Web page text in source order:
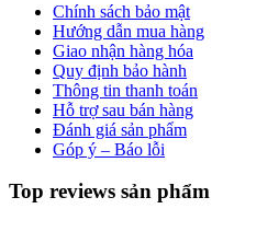
Chính sách bảo mật
Hướng dẫn mua hàng
Giao nhận hàng hóa
Quy định bảo hành
Thông tin thanh toán
Hỗ trợ sau bán hàng
Đánh giá sản phẩm
Góp ý – Báo lỗi
Top reviews sản phẩm